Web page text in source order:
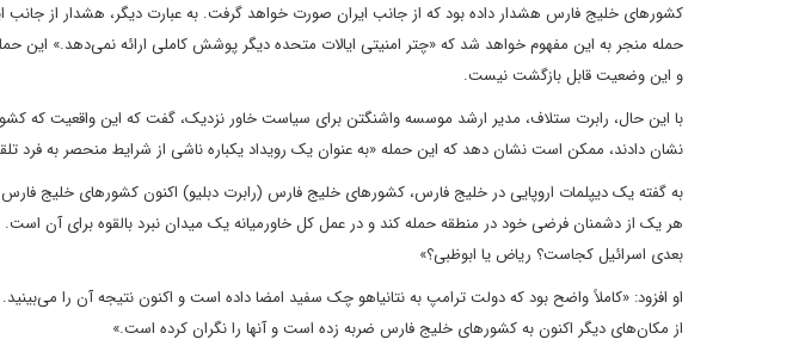
کشورهای خلیج فارس هشدار داده بود که از جانب ایران صورت خواهد گرفت. به عبارت دیگر، هشدار از جانب
حمله منجر به این مفهوم خواهد شد که «چتر امنیتی ایالات متحده دیگر پوشش کاملی ارائه نمی‌دهد.» این
و این وضعیت قابل بازگشت نیست.
با این حال، رابرت ستلاف، مدیر ارشد موسسه واشنگتن برای سیاست خاور نزدیک، گفت که این واقعیت که
نشان دادند، ممکن است نشان دهد که این حمله «به عنوان یک رویداد یکباره ناشی از شرایط منحصر به فرد
به گفته یک دیپلمات اروپایی در خلیج فارس، کشورهای خلیج فارس (رابرت دبلیو) اکنون کشورهای خلیج
هر یک از دشمنان فرضی خود در منطقه حمله کند و در عمل کل خاورمیانه یک میدان نبرد بالقوه برای آن
بعدی اسرائیل کجاست؟ ریاض یا ابوظبی؟»
او افزود: «کاملاً واضح بود که دولت ترامپ به نتانیاهو چک سفید امضا داده است و اکنون نتیجه آن را
از مکان‌های دیگر اکنون به کشورهای خلیج فارس ضربه زده است و آنها را نگران کرده است.»